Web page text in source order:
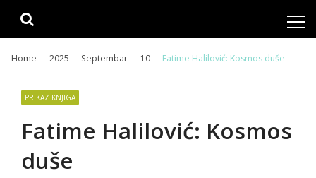
Home 2025 Septembar 10 Fatime Halilović: Kosmos duše
PRIKAZ KNJIGA
Fatime Halilović: Kosmos
duše